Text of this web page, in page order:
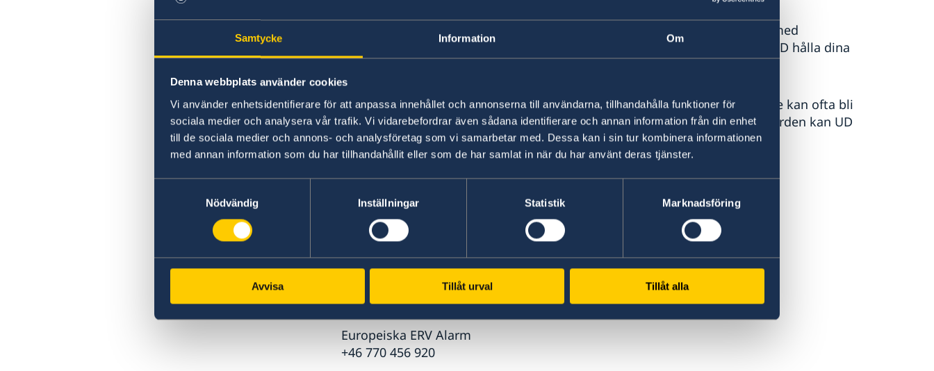
Samtycke Information Om
Denna webbplats använder cookies
Vi använder enhetsidentifierare för att anpassa innehållet och annonserna till användarna, tillhandahålla funktioner för
sociala medier och analysera vår trafik. Vi vidarebefordrar även sådana identifierare och annan information från din enhet
till de sociala medier och annons- och analysföretag som vi samarbetar med. Dessa kan i sin tur kombinera informationen
med annan information som du har tillhandahållit eller som de har samlat in när du har använt deras tjänster.
Nödvändig
Inställningar Statistik Marknadsföring
Avvisa Tillåt urval Tillåt alla
Om du saknar en giltig försäkring kan ambassaden följa upp ditt ärende med
sjukhuset och myndigheterna i landet om så behövs. Om du önskar kan UD hålla dina
anhöriga i Sverige informerade om din situation.
Kostnaden för akut sjukvård utomlands eller sjuktransport hem till Sverige kan ofta bli
mycket dyr. Om du saknar en försäkring och du själv inte kan betala för vården kan UD
och ambassaden ge råd och viss service – läs mer under ekonomisk hjälp.
Försäkringsbolagens larmcentraler
SOS International
+45 70 10 50 50
Falck Global Assistance
Europeiska ERV Alarm
+46 770 456 920